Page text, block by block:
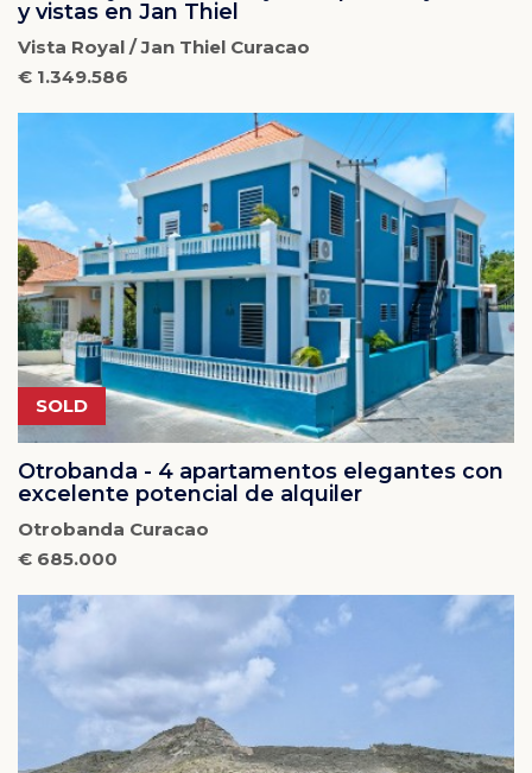
y vistas en Jan Thiel
Vista Royal / Jan Thiel Curacao
€ 1.349.586
SOLD
Otrobanda - 4 apartamentos elegantes con
excelente potencial de alquiler
Otrobanda Curacao
€ 685.000